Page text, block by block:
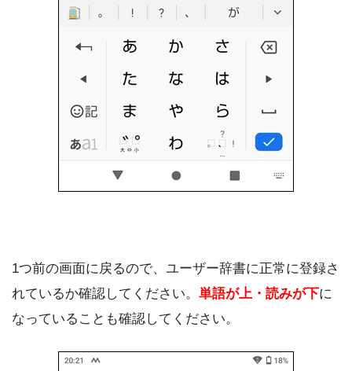
1つ前の画面に戻るので、ユーザー辞書に正常に登録さ
れているか確認してください。 単語が上・読みが下に
なっていることも確認してください。